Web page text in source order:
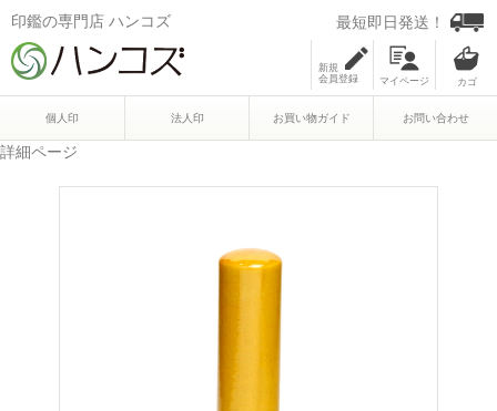
印鑑の専門店 ハンコズ 最短即日発送！
新規
会員登録
マイページ
個人印 法人印 お買い物ガイド お問い合わせ
詳細ページ